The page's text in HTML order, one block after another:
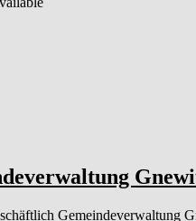
Gemeindeverwaltung